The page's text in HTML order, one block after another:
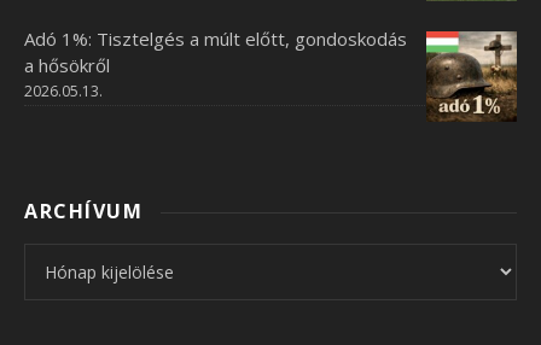
Adó 1%: Tisztelgés a múlt előtt, gondoskodás
a hősökről
2026.05.13.
ARCHÍVUM